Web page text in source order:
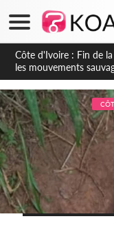
Côte d'Ivoire :
déguerpissements